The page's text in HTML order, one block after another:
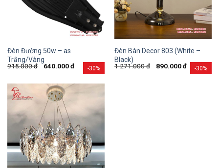
-30%
Đèn Đường 50w – as
Trắng/Vàng
915.000đ 640.000đ -30%
Đèn Bàn Decor 803 (White –
Black)
1.271.000đ 890.000đ